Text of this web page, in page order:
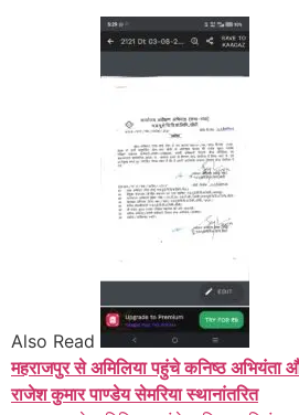
Also Read
महराजपुर से अमिलिया पहुंचे कनिष्ठ
राजेश कुमार पाण्डेय सेमरिया स्थानांतरित